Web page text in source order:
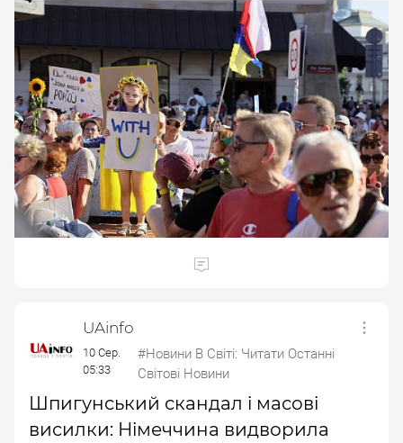
UAinfo
10 Сер.
05:33
#Новини В Світі: Читати Останні
Світові Новини
Шпигунський скандал і масові
висилки: Німеччина видворила